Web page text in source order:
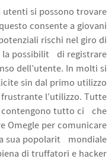
utenti si possono trovare
consente a giovani
rischi nel giro di
possibilità di registrare
dell’utente. In molti si
sin dal primo utilizzo
l’utilizzo. Tutte
tutto ciò che
Omegle per comunicare
sua popolarità mondiale
di truffatori e hacker.